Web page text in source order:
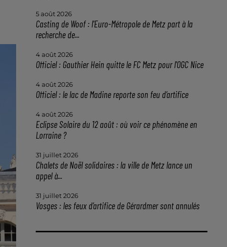
5 août 2026
Casting de Woof : l'Euro-Métropole de Metz part à la
recherche de...
4 août 2026
Officiel : Gauthier Hein quitte le FC Metz pour l'OGC Nice
4 août 2026
Officiel : le lac de Madine reporte son feu d’artifice
4 août 2026
Eclipse Solaire du 12 août : où voir ce phénomène en
Lorraine ?
31 juillet 2026
Chalets de Noël solidaires : la ville de Metz lance un
appel à...
31 juillet 2026
Vosges : les feux d’artifice de Gérardmer sont annulés